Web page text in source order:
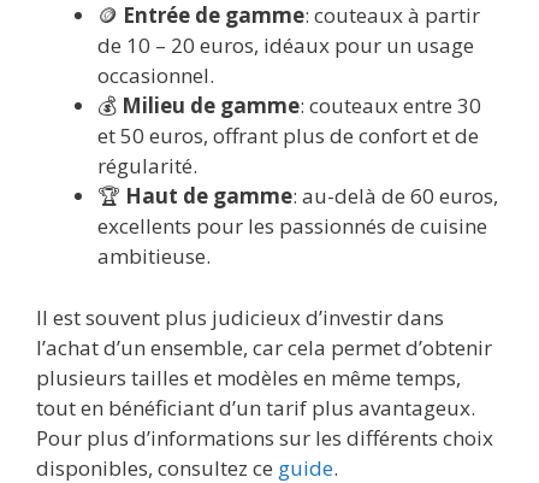
🪙 Entrée de gamme: couteaux à partir
de 10 – 20 euros, idéaux pour un usage
occasionnel.
💰 Milieu de gamme: couteaux entre 30
et 50 euros, offrant plus de confort et de
régularité.
🏆 Haut de gamme: au-delà de 60 euros,
excellents pour les passionnés de cuisine
ambitieuse.
Il est souvent plus judicieux d’investir dans
l’achat d’un ensemble, car cela permet d’obtenir
plusieurs tailles et modèles en même temps,
tout en bénéficiant d’un tarif plus avantageux.
Pour plus d’informations sur les différents choix
disponibles, consultez ce guide.